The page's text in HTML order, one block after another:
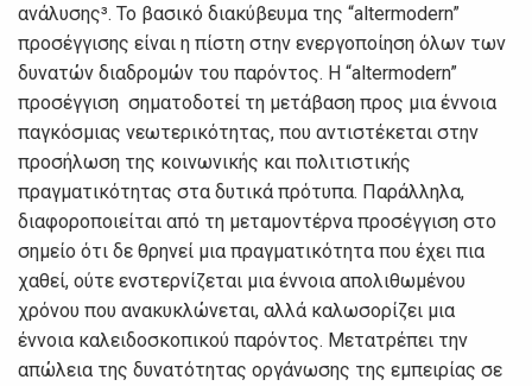
ανάλυσης³. Το βασικό διακύβευμα της “altermodern”
προσέγγισης είναι η πίστη στην ενεργοποίηση όλων των
δυνατών διαδρομών του παρόντος. H “altermodern”
προσέγγιση σηματοδοτεί τη μετάβαση προς μια έννοια
παγκόσμιας νεωτερικότητας, που αντιστέκεται στην
προσήλωση της κοινωνικής και πολιτιστικής
πραγματικότητας στα δυτικά πρότυπα. Παράλληλα,
διαφοροποιείται από τη μεταμοντέρνα προσέγγιση στο
σημείο ότι δε θρηνεί μια πραγματικότητα που έχει πια
χαθεί, ούτε ενστερνίζεται μια έννοια απολιθωμένου
χρόνου που ανακυκλώνεται, αλλά καλωσορίζει μια
έννοια καλειδοσκοπικού παρόντος. Μετατρέπει την
απώλεια της δυνατότητας οργάνωσης της εμπειρίας σε